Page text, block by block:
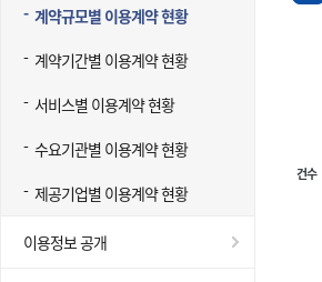
계약규모별 이용계약 현황
계약기간별 이용계약 현황
서비스별 이용계약 현황
수요기관별 이용계약 현황
제공기업별 이용계약 현황
이용정보 공개
건수